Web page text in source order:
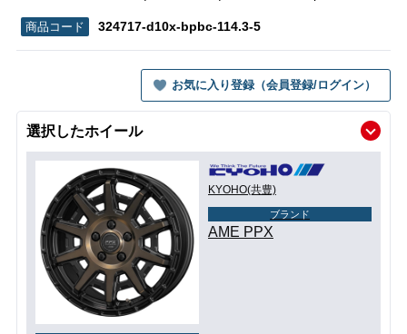
324717-d10x-bpbc-114.3-5
お気に入り登録（会員登録/ログイン）
選択したホイール
KYOHO(共豊)
ブランド
AME PPX